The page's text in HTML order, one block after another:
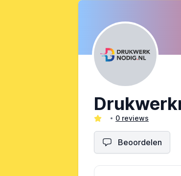
0 reviews
Beoordelen
Omschrijving bedrijf